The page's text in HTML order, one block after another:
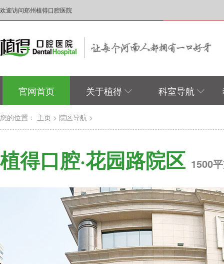
欢迎访问郑州植得口腔医院
官网首页 关于植得 科室导航
您的位置： 主页 > 院区导航 >
植得口腔·花园路院区 1500